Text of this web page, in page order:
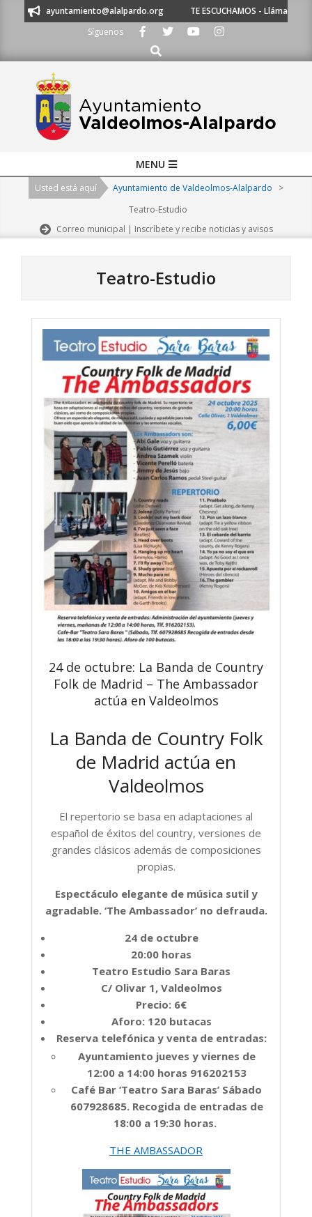
ayuntamiento@alalpardo.org
TE ESCUCHAMOS - Llámanos al 91 620
Síguenos
Buscar
Navigation
MENU
Usted está aquí Ayuntamiento de Valdeolmos-Alalpardo
>
Teatro-Estudio
Correo municipal | Inscríbete y recibe noticias y avisos
Teatro-Estudio
24 de octubre: La Banda de Country
Folk de Madrid – The Ambassador
actúa en Valdeolmos
La Banda de Country Folk
de Madrid actúa en
Valdeolmos
El repertorio se basa en adaptaciones al
español de éxitos del country, versiones de
grandes clásicos además de composiciones
propias.
Espectáculo elegante de música sutil y
agradable. ‘The Ambassador’ no defrauda.
24 de octubre
20:00 horas
Teatro Estudio Sara Baras
C/ Olivar 1, Valdeolmos
Precio: 6€
Aforo: 120 butacas
Reserva telefónica y venta de entradas:
Ayuntamiento jueves y viernes de
12:00 a 14:00 horas 916202153
Café Bar ‘Teatro Sara Baras’ Sábado
607928685. Recogida de entradas de
18:00 a 19:30 horas.
THE AMBASSADOR